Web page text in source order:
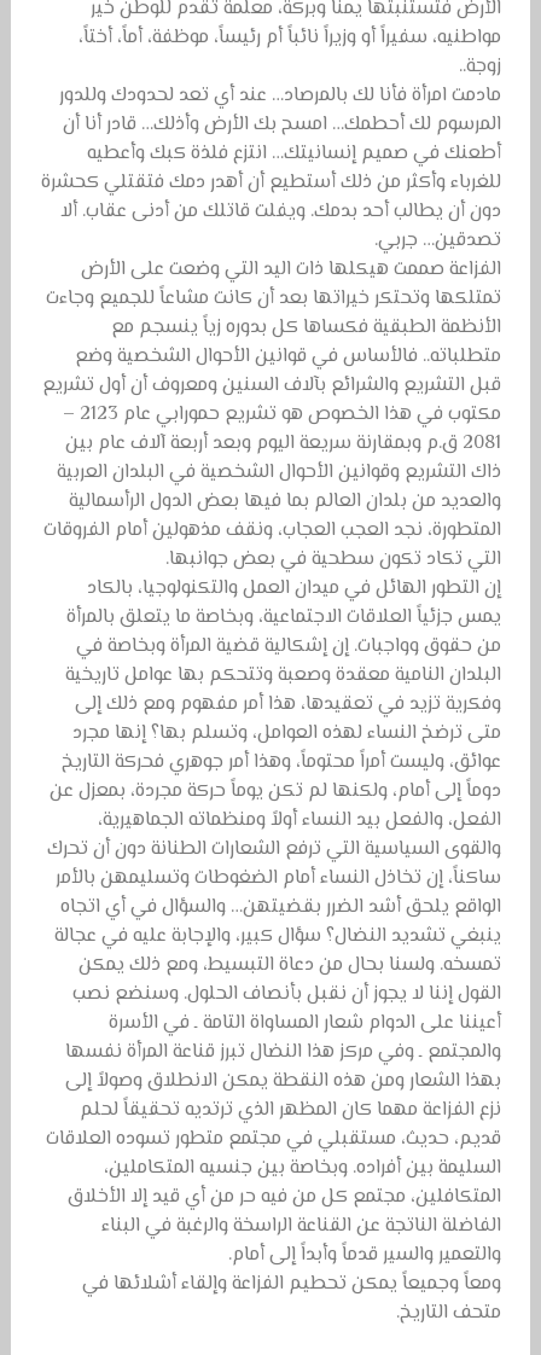
الأرض فتستنبتها يمناً وبركة، معلمة تقدم للوطن خير
مواطنيه، سفيراً أو وزيراً نائباً أم رئيساً، موظفة، أماً، أختاً،
زوجة..
مادمت امرأة فأنا لك بالمرصاد… عند أي تعد لحدودك وللدور
المرسوم لك أحطمك… امسح بك الأرض وأذلك… قادر أنا أن
أطعنك في صميم إنسانيتك… انتزع فلذة كبك وأعطيه
للغرباء وأكثر من ذلك أستطيع أن أهدر دمك فتقتلي كحشرة
دون أن يطالب أحد بدمك. ويفلت قاتلك من أدنى عقاب. ألا
تصدقين… جربي.
الفزاعة صممت هيكلها ذات اليد التي وضعت على الأرض
تمتلكها وتحتكر خيراتها بعد أن كانت مشاعاً للجميع وجاءت
الأنظمة الطبقية فكساها كل بدوره زياً ينسجم مع
متطلباته.. فالأساس في قوانين الأحوال الشخصية وضع
قبل التشريع والشرائع بآلاف السنين ومعروف أن أول تشريع
مكتوب في هذا الخصوص هو تشريع حمورابي عام 2123 –
2081 ق.م وبمقارنة سريعة اليوم وبعد أربعة آلاف عام بين
ذاك التشريع وقوانين الأحوال الشخصية في البلدان العربية
والعديد من بلدان العالم بما فيها بعض الدول الرأسمالية
المتطورة، نجد العجب العجاب، ونقف مذهولين أمام الفروقات
التي تكاد تكون سطحية في بعض جوانبها.
إن التطور الهائل في ميدان العمل والتكنولوجيا، بالكاد
يمس جزئياً العلاقات الاجتماعية، وبخاصة ما يتعلق بالمرأة
من حقوق وواجبات. إن إشكالية قضية المرأة وبخاصة في
البلدان النامية معقدة وصعبة وتتحكم بها عوامل تاريخية
وفكرية تزيد في تعقيدها، هذا أمر مفهوم ومع ذلك إلى
متى ترضخ النساء لهذه العوامل، وتسلم بها؟ إنها مجرد
عوائق، وليست أمراً محتوماً، وهذا أمر جوهري فحركة التاريخ
دوماً إلى أمام، ولكنها لم تكن يوماً حركة مجردة، بمعزل عن
الفعل، والفعل بيد النساء أولاً ومنظماته الجماهيرية،
والقوى السياسية التي ترفع الشعارات الطنانة دون أن تحرك
ساكناً، إن تخاذل النساء أمام الضغوطات وتسليمهن بالأمر
الواقع يلحق أشد الضرر بقضيتهن… والسؤال في أي اتجاه
ينبغي تشديد النضال؟ سؤال كبير، والإجابة عليه في عجالة
تمسخه. ولسنا بحال من دعاة التبسيط، ومع ذلك يمكن
القول إننا لا يجوز أن نقبل بأنصاف الحلول. وسنضع نصب
أعيننا على الدوام شعار المساواة التامة ـ في الأسرة
والمجتمع ـ وفي مركز هذا النضال تبرز قناعة المرأة نفسها
بهذا الشعار ومن هذه النقطة يمكن الانطلاق وصولاً إلى
نزع الفزاعة مهما كان المظهر الذي ترتديه تحقيقاً لحلم
قديم، حديث، مستقبلي في مجتمع متطور تسوده العلاقات
السليمة بين أفراده. وبخاصة بين جنسيه المتكاملين،
المتكافلين، مجتمع كل من فيه حر من أي قيد إلا الأخلاق
الفاضلة الناتجة عن القناعة الراسخة والرغبة في البناء
والتعمير والسير قدماً وأبداً إلى أمام.
ومعاً وجميعاً يمكن تحطيم الفزاعة وإلقاء أشلائها في
متحف التاريخ.